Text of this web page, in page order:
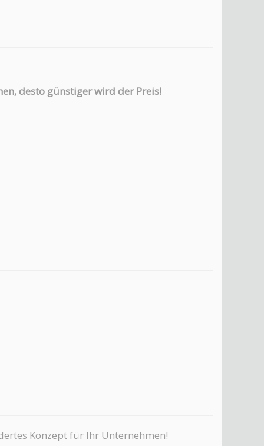
desto günstiger wird der Preis!
Konzept für Ihr Unternehmen!